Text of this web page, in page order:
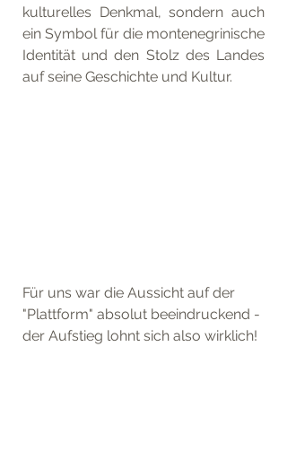
kulturelles Denkmal, sondern auch
ein Symbol für die montenegrinische
Identität und den Stolz des Landes
auf seine Geschichte und Kultur.
Für uns war die Aussicht auf der
"Plattform" absolut beeindruckend -
der Aufstieg lohnt sich also wirklich!